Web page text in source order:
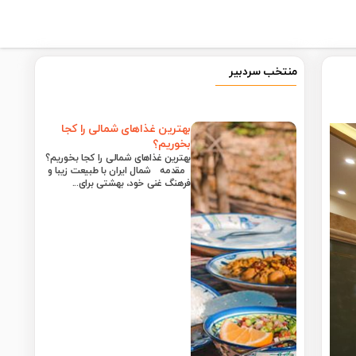
منتخب سردبیر
بهترین غذاهای شمالی را کجا
بخوریم؟
بهترین غذاهای شمالی را کجا بخوریم؟
مقدمه شمال ایران با طبیعت زیبا و
فرهنگ غنی خود، بهشتی برای...